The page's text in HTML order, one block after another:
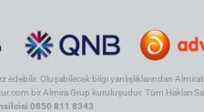
Oluşabilecek bilgi yanlışlıklarından
bir Almira Grup kuruluşudur. Tüm Hakları
0850 811 8343